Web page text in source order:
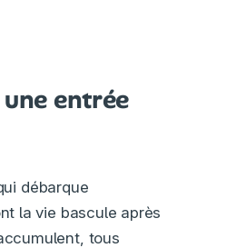
entrée
débarque
la vie bascule après
tous